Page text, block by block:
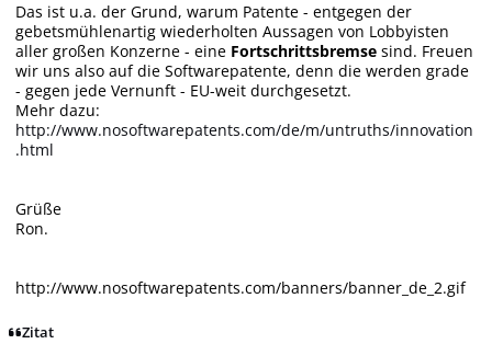
Das ist u.a. der Grund, warum Patente - entgegen der
gebetsmühlenartig wiederholten Aussagen von Lobbyisten
aller großen Konzerne - eine Fortschrittsbremse sind. Freuen
wir uns also auf die Softwarepatente, denn die werden grade
- gegen jede Vernunft - EU-weit durchgesetzt.
Mehr dazu:
http://www.nosoftwarepatents.com/de/m/untruths/innovation
.html
Grüße
Ron.
http://www.nosoftwarepatents.com/banners/banner_de_2.gif
Zitat